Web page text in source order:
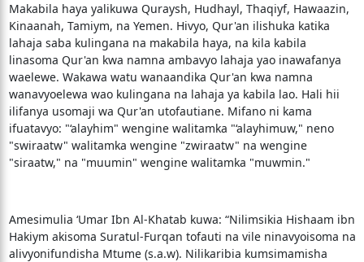
Makabila haya yalikuwa Quraysh, Hudhayl, Thaqiyf, Hawaazin,
Kinaanah, Tamiym, na Yemen. Hivyo, Qur'an ilishuka katika
lahaja saba kulingana na makabila haya, na kila kabila
linasoma Qur'an kwa namna ambavyo lahaja yao inawafanya
waelewe. Wakawa watu wanaandika Qur'an kwa namna
wanavyoelewa wao kulingana na lahaja ya kabila lao. Hali hii
ilifanya usomaji wa Qur'an utofautiane. Mifano ni kama
ifuatavyo: "‘alayhim" wengine walitamka "‘alayhimuw," neno
"swiraatw" walitamka wengine "zwiraatw" na wengine
"siraatw," na "muumin" wengine walitamka "muwmin."
Amesimulia ‘Umar Ibn Al-Khatab kuwa: “Nilimsikia Hishaam ibn
Hakiym akisoma Suratul-Furqan tofauti na vile ninavyoisoma na
alivyonifundisha Mtume (s.a.w). Nilikaribia kumsimamisha